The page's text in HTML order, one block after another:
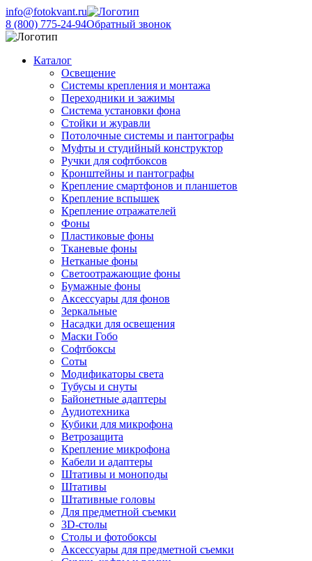
info@fotokvant.ru
8 (800) 775-24-94Обратный звонок
Каталог
Освещение
Системы крепления и монтажа
Переходники и зажимы
Система установки фона
Стойки и журавли
Потолочные системы и пантографы
Муфты и студийный конструктор
Ручки для софтбоксов
Кронштейны и пантографы
Крепление смартфонов и планшетов
Крепление вспышек
Крепление отражателей
Фоны
Пластиковые фоны
Тканевые фоны
Нетканые фоны
Светоотражающие фоны
Бумажные фоны
Аксессуары для фонов
Зеркальные
Насадки для освещения
Маски Гобо
Софтбоксы
Соты
Модификаторы света
Тубусы и снуты
Байонетные адаптеры
Аудиотехника
Кубики для микрофона
Ветрозащита
Крепление микрофона
Кабели и адаптеры
Штативы и моноподы
Штативы
Штативные головы
Для предметной съемки
3D-столы
Столы и фотобоксы
Аксессуары для предметной съемки